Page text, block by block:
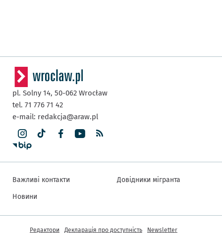
pl. Solny 14, 50-062 Wrocław
tel. 71 776 71 42
e-mail: redakcja@araw.pl
Важливі контакти
Новини
Довідники мігранта
Інша інформація
Редактори Декларація про доступність Newsletter